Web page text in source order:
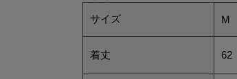
サイズ M
着丈 62